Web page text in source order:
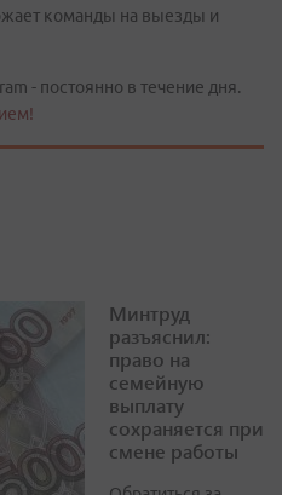
команды на выезды и
- постоянно в течение дня.
Минтруд
разъяснил:
право на
семейную
выплату
сохраняется при
смене работы